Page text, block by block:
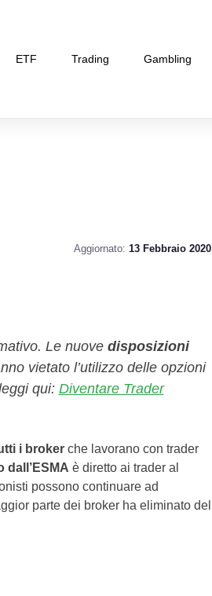
ETF Trading Gambling
Aggiornato: 13 Febbraio 2020
Le nuove disposizioni
vietato l’utilizzo delle opzioni
qui: Diventare Trader
i brokerche lavorano con trader
dall’ESMA è diretto ai trader al
possono continuare ad
parte dei broker ha eliminato del